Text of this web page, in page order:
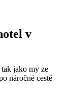
v
jako my ze
náročné cestě